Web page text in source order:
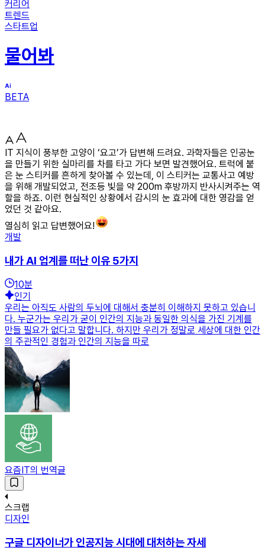
커리어
트렌드
스타트업
물어봐
BETA
IT 지식이 풍부한 고양이 ‘요고’가 답변해 드려요. 과학자들은 인공눈
을 만들기 위한 실마리를 차를 타고 가다 보면 발견했어요. 트럭에 붙
은 눈 스티커를 흔하게 찾아볼 수 있는데, 이 스티커는 교통사고 예방
을 위해 개발되었고, 전조등 빛을 약 200m 후방까지 반사시켜주는 역
할을 하죠. 이런 현실적인 상황에서 감시의 눈 효과에 대한 영감을 얻
었던 것 같아요.
열심히 읽고 답변했어요!
개발
내가 AI 업계를 떠난 이유 5가지
10분
인기
우리는 아직도 사람의 두뇌에 대해서 충분히 이해하지 못하고 있습니
다. 누군가는 우리가 굳이 인간의 지능과 동일한 의식을 가진 기계를
만들 필요가 없다고 말합니다. 하지만 우리가 정말로 세상에 대한 인간
의 주관적인 경험과 인간의 지능을 따로
요즘IT의 번역글
스크랩
디자인
구글 디자이너가 인공지능 시대에 대처하는 자세